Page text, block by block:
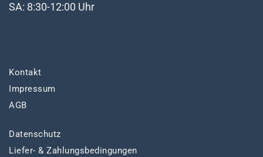
SA: 8:30-12:00 Uhr
Kontakt
Impressum
AGB
Datenschutz
Liefer- & Zahlungsbedingungen